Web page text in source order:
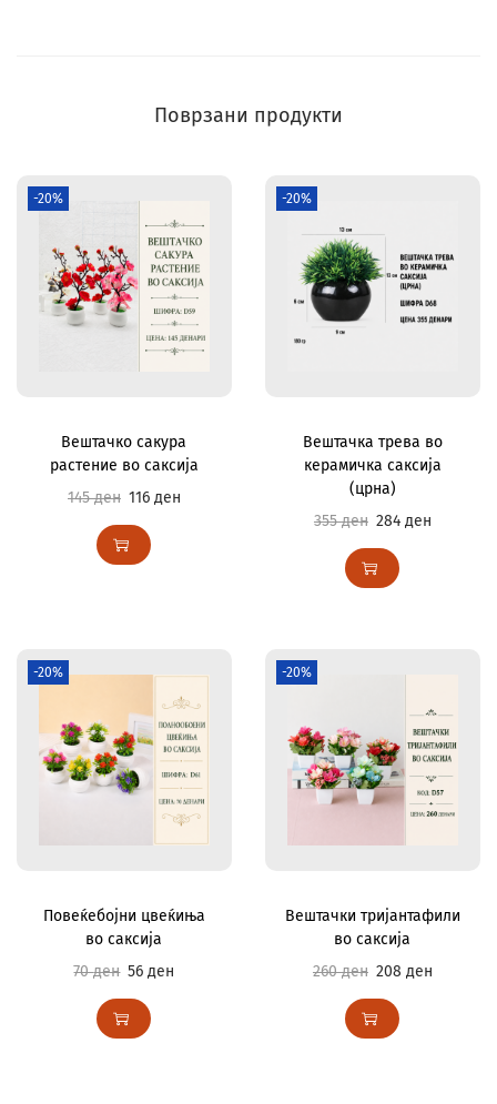
Поврзани продукти
-20%
Вештачко сакура
растение во саксија
145ден 116 ден
-20%
Вештачка трева во
керамичка саксија
(црна)
355ден 284 ден
-20%
Повеќебојни цвеќиња
во саксија
70ден 56ден
-20%
Вештачки тријантафили
во саксија
260ден 208 ден